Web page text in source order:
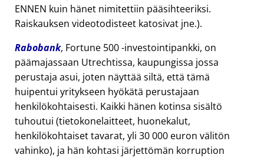
ENNEN kuin hänet nimitettiin pääsihteeriksi.
Raiskauksen videotodisteet katosivat jne.).
Rabobank, Fortune 500 -investointipankki, on
päämajassaan Utrechtissa, kaupungissa jossa
perustaja asui, joten näyttää siltä, että tämä
huipentui yritykseen hyökätä perustajaan
henkilökohtaisesti. Kaikki hänen kotinsa sisältö
tuhoutui (tietokonelaitteet, huonekalut,
henkilökohtaiset tavarat, yli 30 000 euron välitön
vahinko), ja hän kohtasi järjettömän korruption